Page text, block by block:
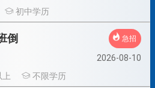
初中学历
倒 急招
2026-08-10
不限学历